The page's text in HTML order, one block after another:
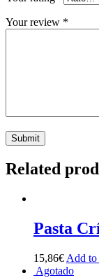
Your review *
Related
Pasta
15,86€ Add to
Agotado